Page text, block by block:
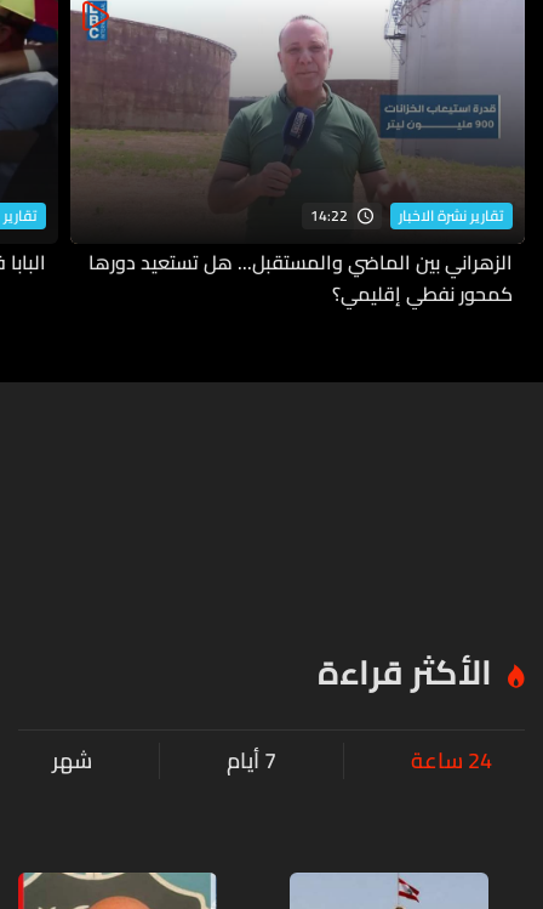
تقارير نشرة الاخبار 14:22
الزهراني بين الماضي والمستقبل... هل تستعيد دورها
كمحور نفطي إقليمي؟
الأكثر قراءة
24 ساعة 7 أيام شهر